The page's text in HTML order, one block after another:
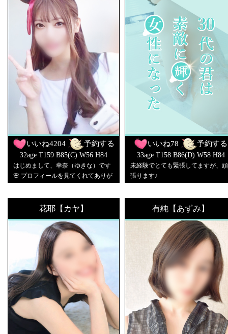
いいね4204 予約する
32age T159 B85(C) W56 H84
はじめまして、幸奈（ゆきな）です
🌸 プロフィールを見てくれてありが
う」って言われることが多いです。
くお話できたら嬉しいなと思ってい
ます✨ 吸い込まれそうって言っても
らえることのある瞳も、私のちょっ
としたチャームポイントです…♡ こ
のお仕事は初めてで、まだまだ緊張
もありますが、その分ひとつひとつ
の時間を大切にしたい気持ちは誰に
も負けません👍 皆さんといちゃいち
ゃしながら、温かくて幸せな時間を
一緒に過ごせたら嬉しいです💕 優し
くリードしてもらえたら心強いです
いいね78 予約する
33age T158 B86(D) W58 H84
未経験でとても緊張してますが、頑
張ります♪
花耶【カヤ】 有純【あずみ】